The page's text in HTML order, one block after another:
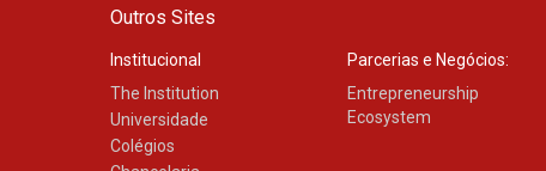
Outros Sites
Institucional
The Institution
Universidade
Colégios
Parcerias e Negócios:
Entrepreneurship
Ecosystem